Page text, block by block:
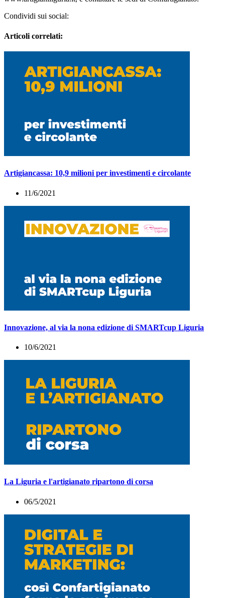
Condividi sui social:
Articoli correlati:
Artigiancassa: 10,9 milioni per investimenti e circolante
11/6/2021
Innovazione, al via la nona edizione di SMARTcup Liguria
10/6/2021
La Liguria e l'artigianato ripartono di corsa
06/5/2021